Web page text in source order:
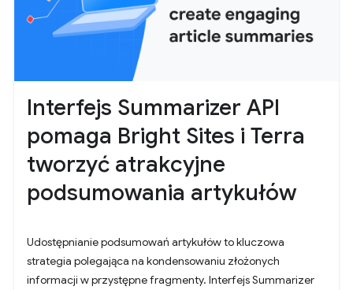
Interfejs Summarizer API
pomaga Bright Sites i Terra
tworzyć atrakcyjne
podsumowania artykułów
Udostępnianie podsumowań artykułów to kluczowa
strategia polegająca na kondensowaniu złożonych
informacji w przystępne fragmenty. Interfejs Summarizer